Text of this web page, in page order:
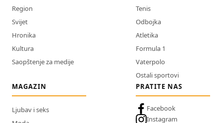
Region
Svijet
Hronika
Kultura
Saopštenje za medije
Tenis
Odbojka
Atletika
Formula 1
Vaterpolo
Ostali sportovi
MAGAZIN
Ljubav i seks
PRATITE NAS
Facebook
Instagram